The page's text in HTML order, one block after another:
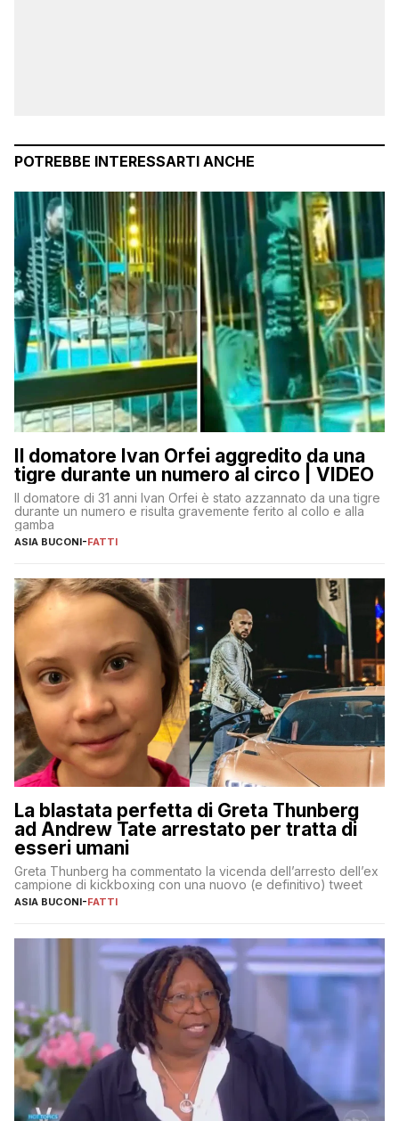
POTREBBE INTERESSARTI ANCHE
Il domatore Ivan Orfei aggredito da una
tigre durante un numero al circo | VIDEO
Il domatore di 31 anni Ivan Orfei è stato azzannato da una tigre
durante un numero e risulta gravemente ferito al collo e alla
gamba
ASIA BUCONI-FATTI
La blastata perfetta di Greta Thunberg
ad Andrew Tate arrestato per tratta di
esseri umani
Greta Thunberg ha commentato la vicenda dell’arresto dell’ex
campione di kickboxing con una nuovo (e definitivo) tweet
ASIA BUCONI-FATTI